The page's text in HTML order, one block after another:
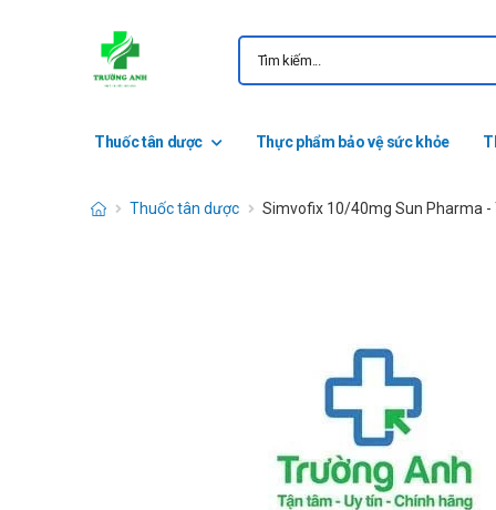
Thuốc tân dược Thực phẩm bảo vệ sức khỏe
Thuốc tân dược Simvofix 10/40mg Sun Pharma -